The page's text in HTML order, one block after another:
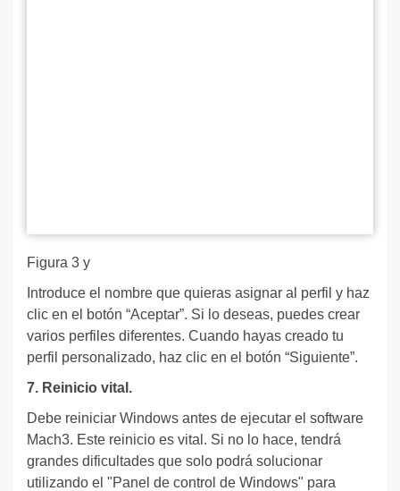
Figura 3 y
Introduce el nombre que quieras asignar al perfil y haz
clic en el botón “Aceptar”. Si lo deseas, puedes crear
varios perfiles diferentes. Cuando hayas creado tu
perfil personalizado, haz clic en el botón “Siguiente”.
7. Reinicio vital.
Debe reiniciar Windows antes de ejecutar el software
Mach3. Este reinicio es vital. Si no lo hace, tendrá
grandes dificultades que solo podrá solucionar
utilizando el "Panel de control de Windows" para